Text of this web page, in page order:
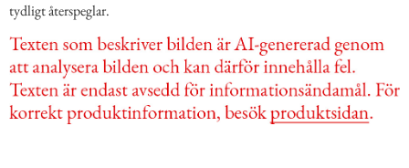
tydligt återspeglar.